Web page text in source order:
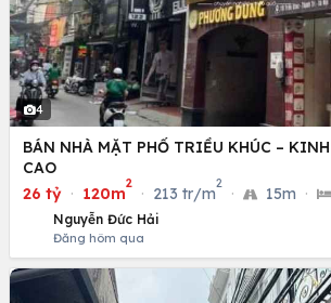
4
BÁN NHÀ MẶT PHỐ TRIỀU KHÚC –
CAO
26 tỷ · 120m
2
· 213 tr/m
2
· 15m ·
Nguyễn Đức Hải
Đăng hôm qua